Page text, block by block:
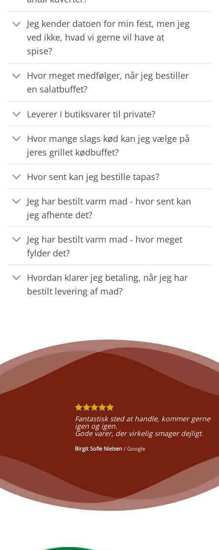
Jeg kender datoen for min fest, men jeg
ved ikke, hvad vi gerne vil have at
spise?
Hvor meget medfølger, når jeg bestiller
en salatbuffet?
Leverer I butiksvarer til private?
Hvor mange slags kød kan jeg vælge på
jeres grillet kødbuffet?
Hvor sent kan jeg bestille tapas?
Jeg har bestilt varm mad - hvor sent kan
jeg afhente det?
Jeg har bestilt varm mad - hvor meget
fylder det?
Hvordan klarer jeg betaling, når jeg har
bestilt levering af mad?
Fantastisk sted at handle, kommer gerne
igen og igen.
Gode varer, der virkelig smager dejligt.
Birgit Sofie Nielsen / Google